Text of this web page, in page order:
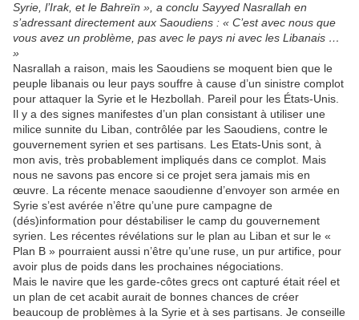
Syrie, l’Irak, et le Bahreïn », a conclu Sayyed Nasrallah en
s’adressant directement aux Saoudiens : « C’est avec nous que
vous avez un problème, pas avec le pays ni avec les Libanais …
»
Nasrallah a raison, mais les Saoudiens se moquent bien que le
peuple libanais ou leur pays souffre à cause d’un sinistre complot
pour attaquer la Syrie et le Hezbollah. Pareil pour les États-Unis.
Il y a des signes manifestes d’un plan consistant à utiliser une
milice sunnite du Liban, contrôlée par les Saoudiens, contre le
gouvernement syrien et ses partisans. Les Etats-Unis sont, à
mon avis, très probablement impliqués dans ce complot. Mais
nous ne savons pas encore si ce projet sera jamais mis en
œuvre. La récente menace saoudienne d’envoyer son armée en
Syrie s’est avérée n’être qu’une pure campagne de
(dés)information pour déstabiliser le camp du gouvernement
syrien. Les récentes révélations sur le plan au Liban et sur le «
Plan B » pourraient aussi n’être qu’une ruse, un pur artifice, pour
avoir plus de poids dans les prochaines négociations.
Mais le navire que les garde-côtes grecs ont capturé était réel et
un plan de cet acabit aurait de bonnes chances de créer
beaucoup de problèmes à la Syrie et à ses partisans. Je conseille